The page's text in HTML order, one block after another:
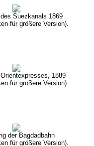
Suezkanals 1869
für größere Version).
1889
für größere Version).
der Bagdadbahn
für größere Version).